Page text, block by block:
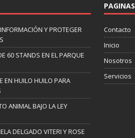
Y PROTEGER
60 STANDS EN EL PARQUE
EN HUILO HUILO PARA
ANIMAL BAJO LA LEY
DELGADO VITERI Y ROSE
PAGINAS
Contacto
Inicio
Nosotros
Servicios